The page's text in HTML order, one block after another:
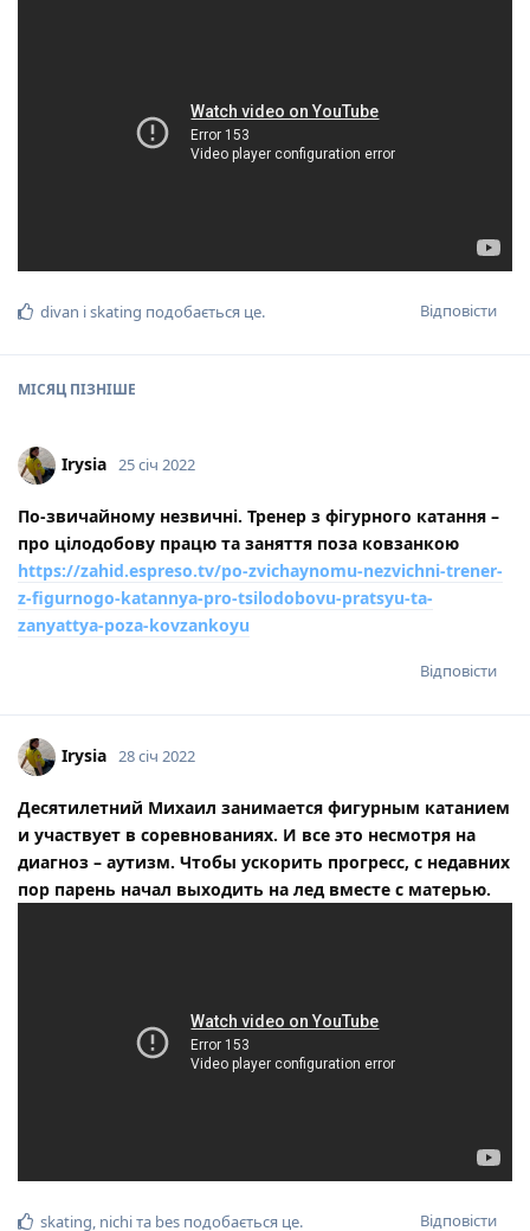
Відповісти
divan іskating подобається це.
МІСЯЦ ПІЗНІШЕ
Irysia 25 січ 2022
По-звичайному незвичні. Тренер з фігурного катання –
про цілодобову працю та заняття поза ковзанкою
https://zahid.espreso.tv/po-zvichaynomu-nezvichni-trener-
z-figurnogo-katannya-pro-tsilodobovu-pratsyu-ta-
zanyattya-poza-kovzankoyu
Відповісти
Irysia 28 січ 2022
Десятилетний Михаил занимается фигурным катанием
и участвует в соревнованиях. И все это несмотря на
диагноз – аутизм. Чтобы ускорить прогресс, с недавних
пор парень начал выходить на лед вместе с матерью.
Відповісти
skating, nichiта bes подобається це.